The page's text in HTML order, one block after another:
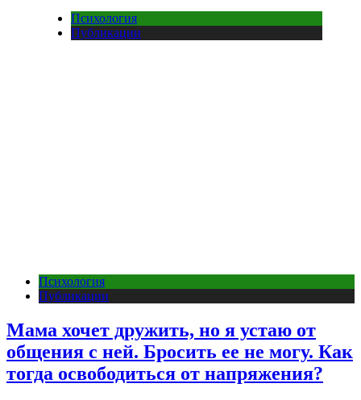
Психология
Публикации
Психология
Публикации
Мама хочет дружить, но я устаю от
общения с ней. Бросить ее не могу. Как
тогда освободиться от напряжения?